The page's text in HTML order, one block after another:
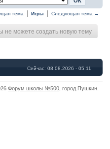
тема Игры Следующая тема →
не можете создать новую тему
Сейчас: 08.08.2026 - 05:11
Форум школы №500 город Пушкин